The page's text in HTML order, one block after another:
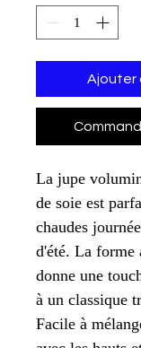
Ajouter
La jupe
de soie est
chaudes
d'été. La forme
donne une
à un classique
Facile à